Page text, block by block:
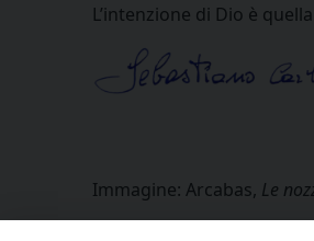
L’intenzione di Dio è
Immagine: Arcabas, Le